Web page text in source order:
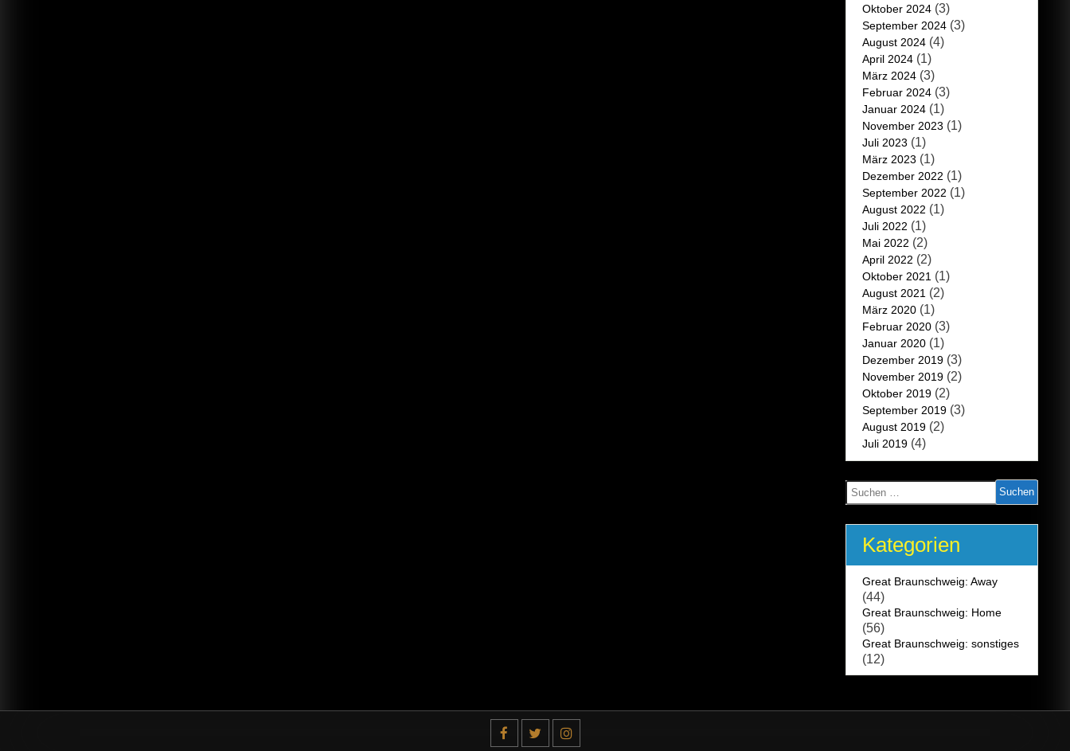
Oktober 2024(3)
September 2024(3)
August 2024(4)
April 2024(1)
März 2024(3)
Februar 2024(3)
Januar 2024(1)
November 2023 (1)
Juli 2023 (1)
März 2023 (1)
Dezember 2022 (1)
September 2022 (1)
August 2022 (1)
Juli 2022 (1)
Mai 2022 (2)
April 2022 (2)
Oktober 2021 (1)
August 2021 (2)
März 2020(1)
Februar 2020(3)
Januar 2020(1)
Dezember 2019(3)
November 2019(2)
Oktober 2019(2)
September 2019(3)
August 2019(2)
Juli 2019(4)
Suchen
nach:
Kategorien
Great Braunschweig: Away
(44)
Great Braunschweig: Home
(56)
Great Braunschweig: sonstiges
(12)